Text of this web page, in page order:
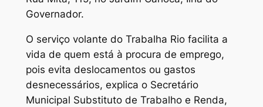
Governador.
O serviço volante do Trabalha Rio facilita a
vida de quem está à procura de emprego,
pois evita deslocamentos ou gastos
desnecessários, explica o Secretário
Municipal Substituto de Trabalho e Renda,